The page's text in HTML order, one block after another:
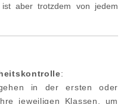
aber trotzdem von jedem
:
in der ersten oder
jeweiligen Klassen, um